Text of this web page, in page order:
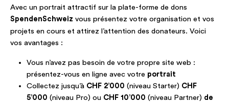
Avec un portrait attractif sur la plate-forme de dons
SpendenSchweiz vous présentez votre organisation et vos
projets en cours et attirez l’attention des donateurs. Voici
vos avantages :
Vous n’avez pas besoin de votre propre site web :
présentez-vous en ligne avec votre portrait
Collectez jusqu’à CHF 2’000 (niveau Starter) CHF
5’000 (niveau Pro) ou CHF 10’000 (niveau Partner) de